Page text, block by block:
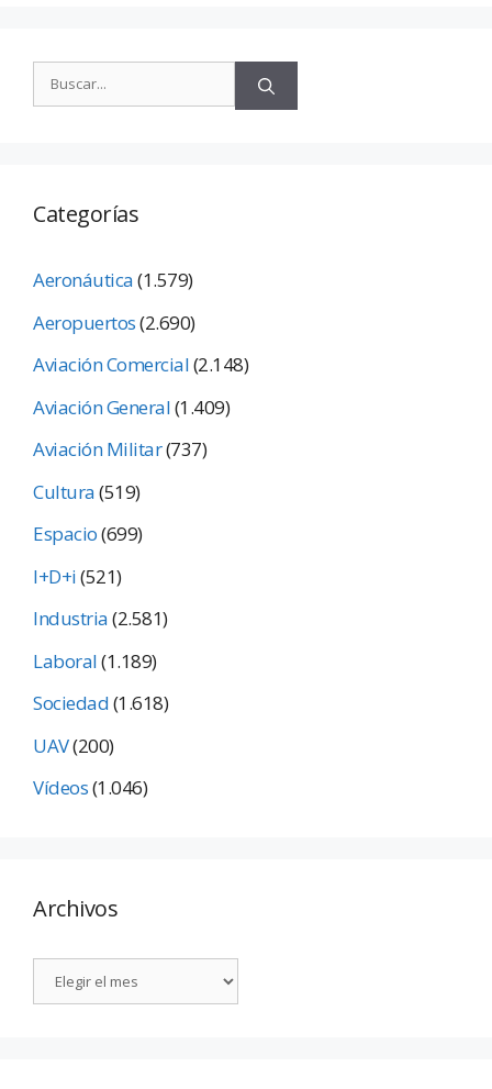
Categorías
Aeronáutica(1.579)
Aeropuertos(2.690)
Aviación Comercial(2.148)
Aviación General(1.409)
Aviación Militar(737)
Cultura(519)
Espacio(699)
I+D+i(521)
Industria(2.581)
Laboral(1.189)
Sociedad(1.618)
UAV(200)
Vídeos(1.046)
Archivos